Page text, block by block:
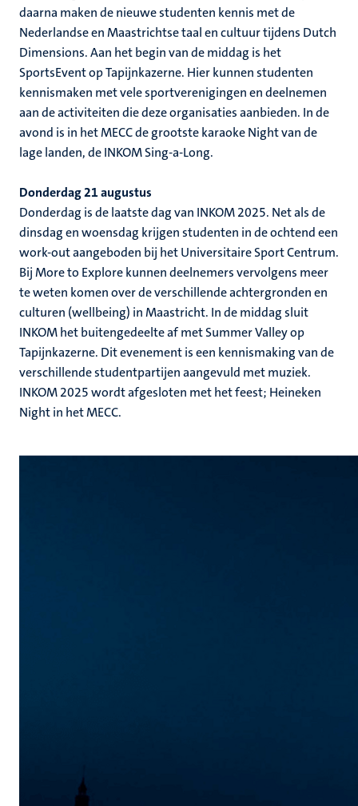
daarna maken de nieuwe studenten kennis met de
Nederlandse en Maastrichtse taal en cultuur tijdens Dutch
Dimensions. Aan het begin van de middag is het
SportsEvent op Tapijnkazerne. Hier kunnen studenten
kennismaken met vele sportverenigingen en deelnemen
aan de activiteiten die deze organisaties aanbieden. In de
avond is in het MECC de grootste karaoke Night van de
lage landen, de INKOM Sing-a-Long.
Donderdag 21 augustus
Donderdag is de laatste dag van INKOM 2025. Net als de
dinsdag en woensdag krijgen studenten in de ochtend een
work-out aangeboden bij het Universitaire Sport Centrum.
Bij More to Explore kunnen deelnemers vervolgens meer
te weten komen over de verschillende achtergronden en
culturen (wellbeing) in Maastricht. In de middag sluit
INKOM het buitengedeelte af met Summer Valley op
Tapijnkazerne. Dit evenement is een kennismaking van de
verschillende studentpartijen aangevuld met muziek.
INKOM 2025 wordt afgesloten met het feest; Heineken
Night in het MECC.